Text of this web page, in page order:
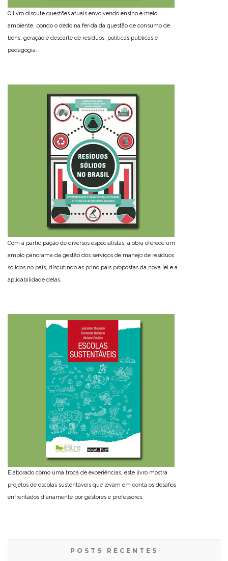
O livro discute questões atuais envolvendo ensino e meio
ambiente, pondo o dedo na ferida da questão de consumo de
bens, geração e descarte de resíduos, políticas públicas e
pedagogia.
Com a participação de diversos especialistas, a obra oferece um
amplo panorama da gestão dos serviços de manejo de resíduos
sólidos no país, discutindo as principais propostas da nova lei e a
aplicabilidade delas.
Elaborado como uma troca de experiências, este livro mostra
projetos de escolas sustentáveis que levam em conta os desafios
enfrentados diariamente por gestores e professores.
POSTS RECENTES